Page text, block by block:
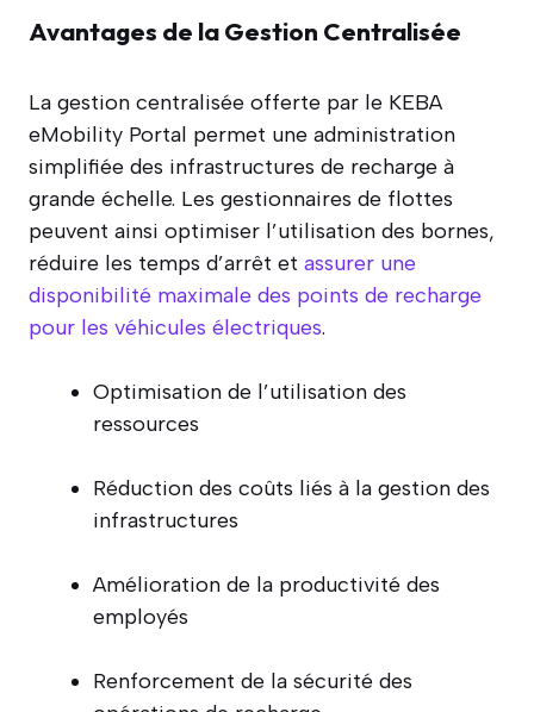
Avantages de la Gestion Centralisée
La gestion centralisée offerte par le KEBA
eMobility Portal permet une administration
simplifiée des infrastructures de recharge à
grande échelle. Les gestionnaires de flottes
peuvent ainsi optimiser l’utilisation des bornes,
réduire les temps d’arrêt et assurer une
disponibilité maximale des points de recharge
pour les véhicules électriques.
Optimisation de l’utilisation des
ressources
Réduction des coûts liés à la gestion des
infrastructures
Amélioration de la productivité des
employés
Renforcement de la sécurité des